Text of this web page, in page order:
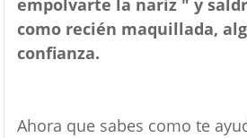
empolvarte la nariz " y
como recién maquillada,
confianza.
Ahora que sabes como te